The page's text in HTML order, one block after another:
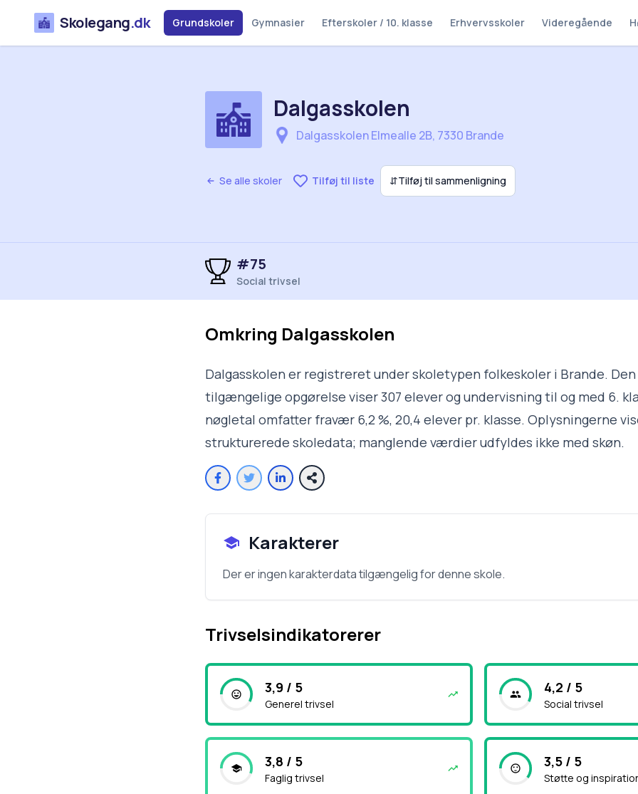
Skolegang.dk Grundskoler Gymnasier Efterskoler / 10. klasse Erhvervsskoler Videregående
Se alle skoler Tilføj til liste ⇵Tilføj til sammenligning
Dalgasskolen
Dalgasskolen Elmealle 2B, 7330 Brande
#75
Social trivsel
Omkring Dalgasskolen
Dalgasskolen er registreret under skoletypen folkeskoler i Brande.
tilgængelige opgørelse viser 307 elever og undervisning til og med 6.
nøgletal omfatter fravær 6,2 %, 20,4 elever pr. klasse. Oplysningerne
strukturerede skoledata; manglende værdier udfyldes ikke med skøn.
Karakterer
Der er ingen karakterdata tilgængelig for denne skole.
Trivselsindikatorerer
3,9 / 5
Generel trivsel
4,2 / 5
Social trivsel
3,8 / 5
Faglig trivsel
3,5 / 5
Støtte og